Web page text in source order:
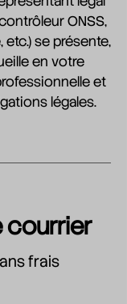
ONSS,
se présente,
en votre
et
légales.
courrier
frais